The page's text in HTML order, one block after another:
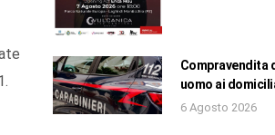
Compravendita
uomo ai
6 Agosto 2026